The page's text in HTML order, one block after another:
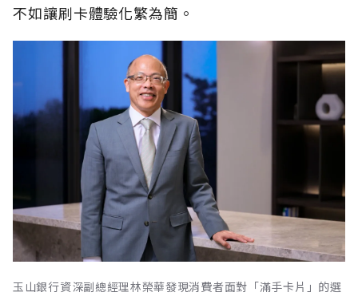
不如讓刷卡體驗化繁為簡。
玉山銀行資深副總經理林榮華發現消費者面對「滿手卡片」的選